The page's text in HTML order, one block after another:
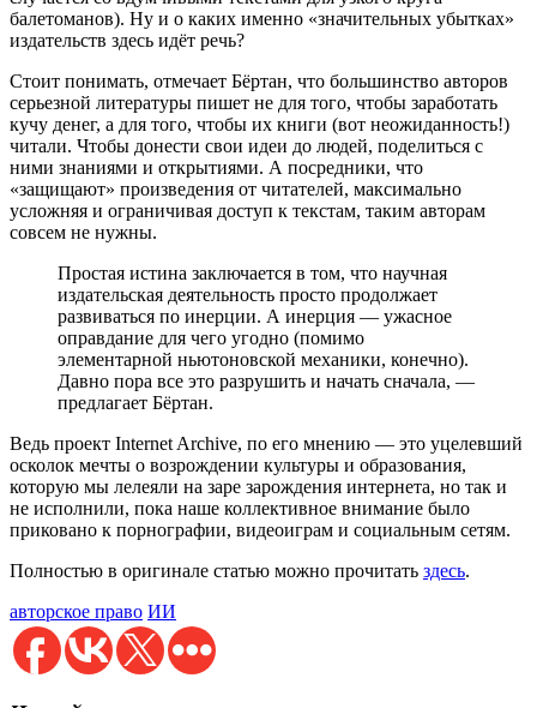
балетоманов). Ну и о каких именно «значительных убытках»
издательств здесь идёт речь?
Стоит понимать, отмечает Бёртан, что большинство авторов
серьезной литературы пишет не для того, чтобы заработать
кучу денег, а для того, чтобы их книги (вот неожиданность!)
читали. Чтобы донести свои идеи до людей, поделиться с
ними знаниями и открытиями. А посредники, что
«защищают» произведения от читателей, максимально
усложняя и ограничивая доступ к текстам, таким авторам
совсем не нужны.
Простая истина заключается в том, что научная
издательская деятельность просто продолжает
развиваться по инерции. А инерция — ужасное
оправдание для чего угодно (помимо
элементарной ньютоновской механики, конечно).
Давно пора все это разрушить и начать сначала, —
предлагает Бёртан.
Ведь проект Internet Archive, по его мнению — это уцелевший
осколок мечты о возрождении культуры и образования,
которую мы лелеяли на заре зарождения интернета, но так и
не исполнили, пока наше коллективное внимание было
приковано к порнографии, видеоиграм и социальным сетям.
Полностью в оригинале статью можно прочитать здесь.
авторское право ИИ